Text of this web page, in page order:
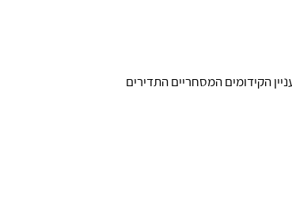
הקידומים המסחריים התדירים